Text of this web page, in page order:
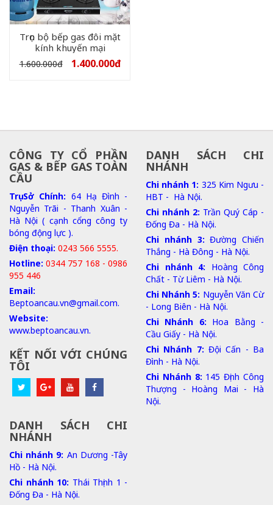
Trọn bộ bếp gas đôi mặt
kính khuyến mại
1.600.000đ 1.400.000đ
CÔNG TY CỔ PHẦN
GAS & BẾP GAS TOÀN
CẦU
Trụ Sở Chính: 64 Hạ Đình -
Nguyễn Trãi - Thanh Xuân -
Hà Nội ( cạnh cổng công ty
bóng động lực ).
Điện thoại: 0243 566 5555.
Hotline: 0344 757 168 - 0986
955 446
Email:
Beptoancau.vn@gmail.com.
Website:
www.beptoancau.vn.
KẾT NỐI VỚI CHÚNG
TÔI
DANH SÁCH CHI
NHÁNH
Chi nhánh 1: 325 Kim Ngưu -
HBT - Hà Nội.
Chi nhánh 2: Trần Quý Cáp -
Đống Đa - Hà Nội.
Chi nhánh 3: Đường Chiến
Thắng - Hà Đông - Hà Nội.
Chi nhánh 4:
Hoàng Công
Chất - Từ Liêm - Hà Nội.
Chi Nhánh 5: Nguyễn Văn Cừ
- Long Biên - Hà Nội.
Chi Nhánh 6: Hoa Bằng -
Cầu Giấy - Hà Nội.
Chi Nhánh 7: Đội Cấn - Ba
Đình - Hà Nội.
Chi Nhánh 8: 145 Định Công
Thượng - Hoàng Mai - Hà
Nội.
DANH SÁCH CHI
NHÁNH
Chi nhánh 9: An Dương -Tây
Hồ - Hà Nội.
Chi nhánh 10: Thái Thịnh 1 -
Đống Đa - Hà Nội.